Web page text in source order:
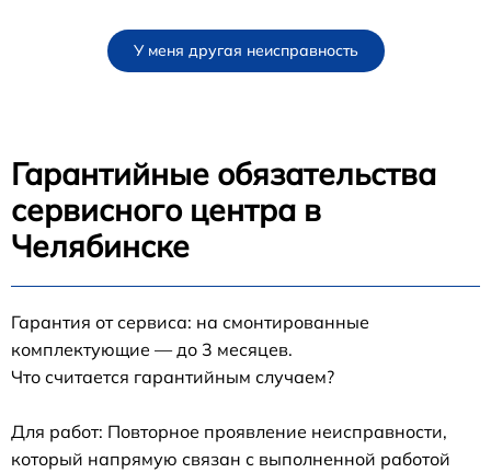
У меня другая неисправность
Гарантийные обязательства
сервисного центра в
Челябинске
Гарантия от сервиса: на смонтированные
комплектующие — до 3 месяцев.
Что считается гарантийным случаем?
Для работ: Повторное проявление неисправности,
который напрямую связан с выполненной работой